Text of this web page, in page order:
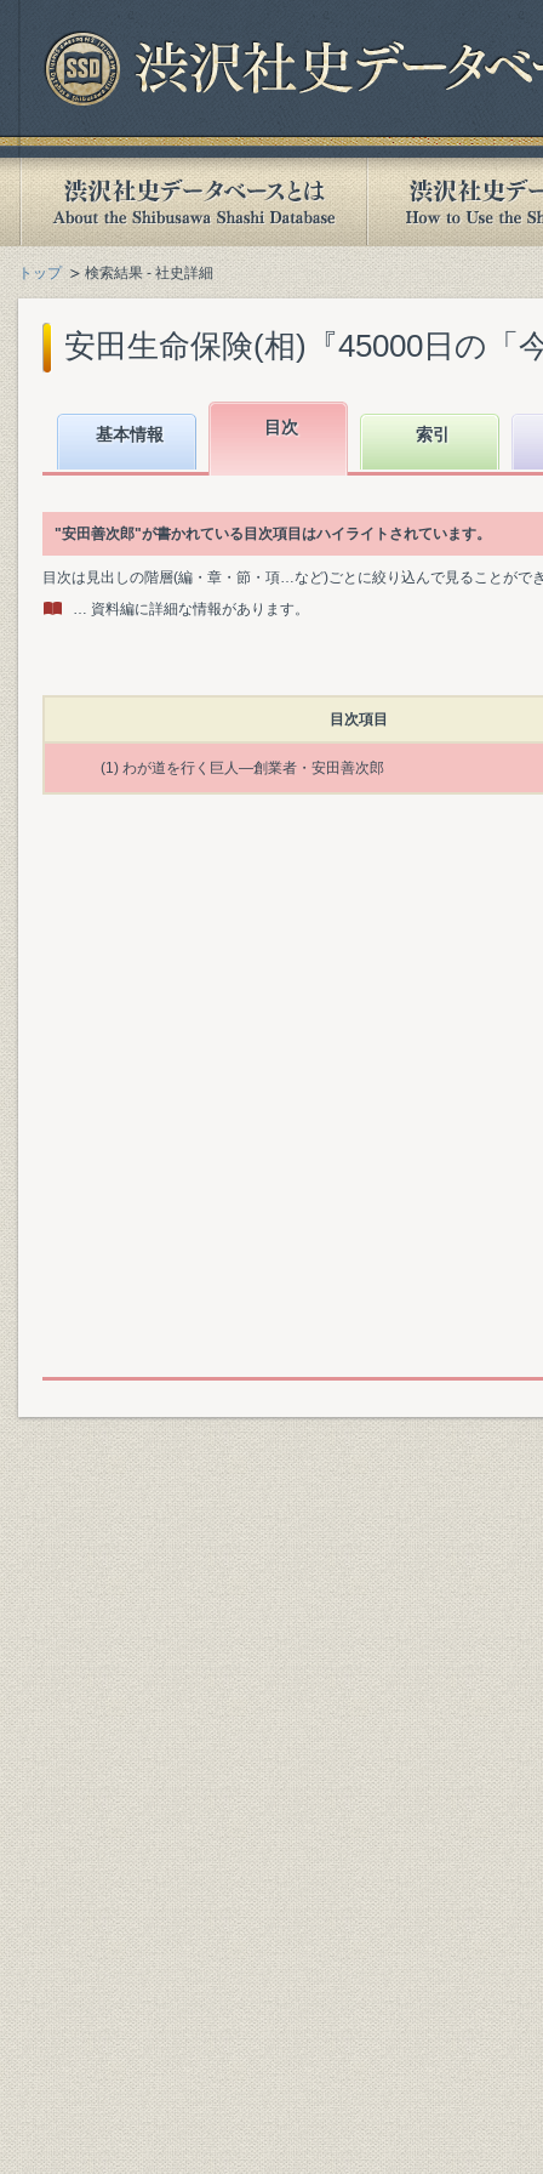
トップ 検索結果 - 社史詳細
安田生命保険(相)『45000日の「
基本情報 目次 索引
"安田善次郎"が書かれている目次項目はハイライトされています。
目次は見出しの階層(編・章・節・項…など)ごとに絞り込んで見ることがで
… 資料編に詳細な情報があります。
目次項目
(1) わが道を行く巨人―創業者・安田善次郎